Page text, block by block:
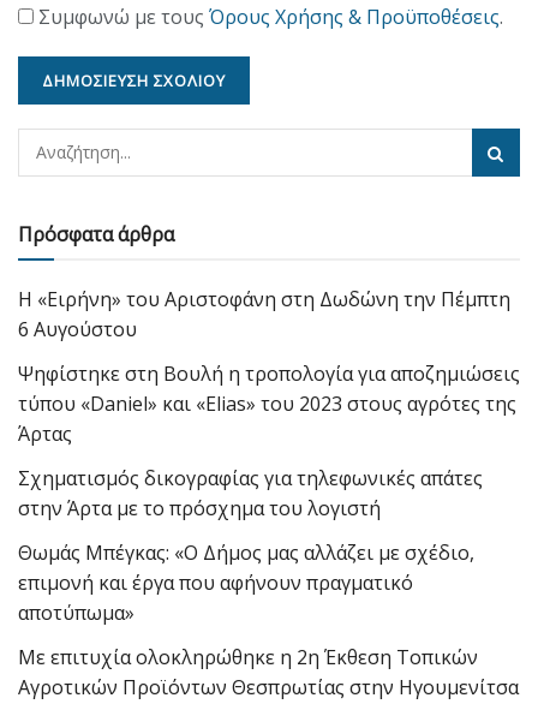
Συμφωνώ με τους Όρους Χρήσης & Προϋποθέσεις.
Πρόσφατα άρθρα
Η «Ειρήνη» του Αριστοφάνη στη Δωδώνη την Πέμπτη
6 Αυγούστου
Ψηφίστηκε στη Βουλή η τροπολογία για αποζημιώσεις
τύπου «Daniel» και «Elias» του 2023 στους αγρότες της
Άρτας
Σχηματισμός δικογραφίας για τηλεφωνικές απάτες
στην Άρτα με το πρόσχημα του λογιστή
Θωμάς Μπέγκας: «Ο Δήμος μας αλλάζει με σχέδιο,
επιμονή και έργα που αφήνουν πραγματικό
αποτύπωμα»
Με επιτυχία ολοκληρώθηκε η 2η Έκθεση Τοπικών
Αγροτικών Προϊόντων Θεσπρωτίας στην Ηγουμενίτσα